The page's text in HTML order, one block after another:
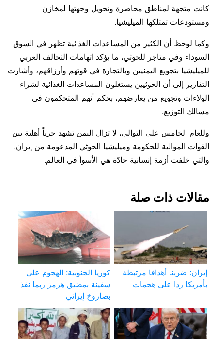
كانت متجهة لمناطق محاصرة وتحويل وجهتها لمخازن
ومستودعات تمتلكها الميليشيا.
وكما لوحظ أن الكثير من المساعدات الغذائية تظهر في السوق
السوداء وفي متاجر للحوثي، ما يؤكد اتهامات التحالف العربي
للميليشيا بتجويع اليمنيين وبالتجارة في قوتهم وأرزاقهم، وأشارت
التقارير إلى أن الحوثيين يستغلون المساعدات الغذائية لشراء
الولاءات وتجويع من يعارضهم، بحكم أنهم المتحكمون في
مسالك التوزيع.
وللعام الخامس على التوالي، لا تزال اليمن تشهد حرباً أهلية بين
القوات الموالية للحكومة وميليشيا الحوثي المدعومة من إيران،
والتي خلفت أزمة إنسانية حادّة هي الأسوأ في العالم.
مقالات ذات صلة
إيران: ضربنا أهدافا مرتبطة
بأمريكا ردا على هجمات
كوريا الجنوبية: الهجوم على
سفينة بمضيق هرمز ربما نفذ
بصاروخ إيراني